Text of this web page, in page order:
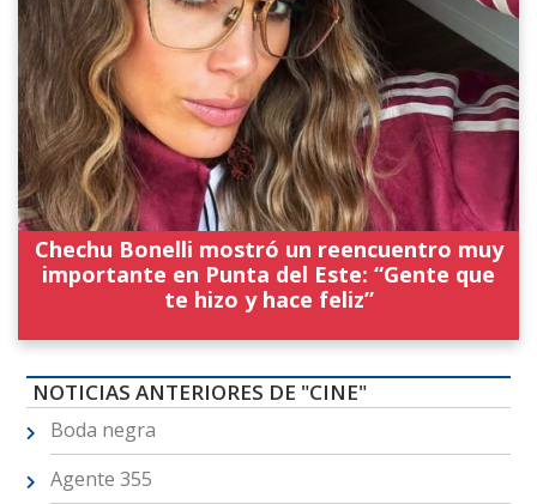
Chechu Bonelli mostró un reencuentro muy
importante en Punta del Este: “Gente que
te hizo y hace feliz”
NOTICIAS ANTERIORES DE "CINE"
Boda negra
Agente 355